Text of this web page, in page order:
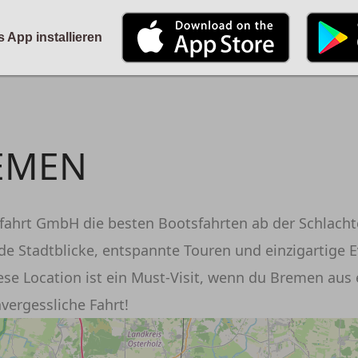
KALENDER PARTYFOTOS FÜR
GmbH die besten Bootsfahrten ab der
Stadtblicke, entspannte Touren und einzigartige
Location ist ein Must-Visit, wenn du Bremen
Fahrt!
Registrieren
Benutzername vergessen
App installieren